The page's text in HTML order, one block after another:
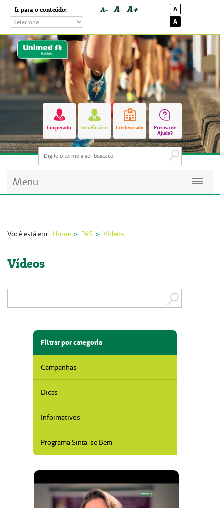
Ir para o conteúdo: A- A A+
A
A
Cooperado Beneficiário Credenciado
Precisa de
Ajuda?
Menu
Imprensa
Institucional
Fale Conosco
ANS
Você está em: Home PAS Vídeos
Vídeos
Filtrar por categoria
Campanhas
Dicas
Informativos
Programa Sinta-se Bem